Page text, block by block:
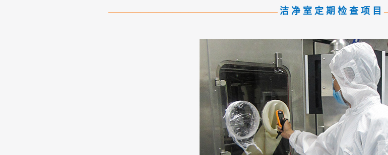
————————————————————— 洁 净 室 定 期 检 查 项 目